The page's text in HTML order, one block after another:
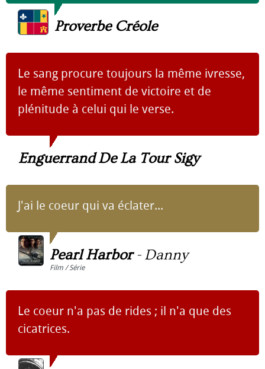
Proverbe Créole
Le sang procure toujours la même ivresse,
le même sentiment de victoire et de
plénitude à celui qui le verse.
Enguerrand De La Tour Sigy
J'ai le coeur qui va éclater...
Pearl Harbor- Danny
Film / Série
Le coeur n'a pas de rides ; il n'a que des
cicatrices.